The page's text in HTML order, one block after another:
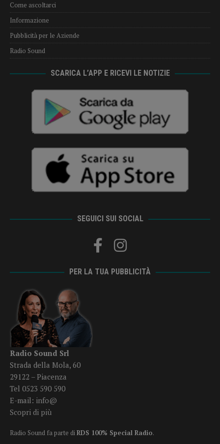
Come ascoltarci
Informazione
Pubblicità per le Aziende
Radio Sound
SCARICA L’APP E RICEVI LE NOTIZIE
SEGUICI SUI SOCIAL
PER LA TUA PUBBLICITÀ
Radio Sound Srl
Strada della Mola, 60
29122 – Piacenza
Tel 0523 590 590
E-mail: info@
Scopri di più
Radio Sound fa parte diRDS 100% Special Radio.